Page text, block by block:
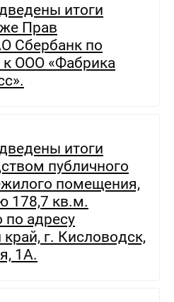
итоги
Прав
Сбербанк по
к ООО «Фабрика
итоги
публичного
помещения,
178,7 кв.м.
по адресу
г. Кисловодск,
1А.